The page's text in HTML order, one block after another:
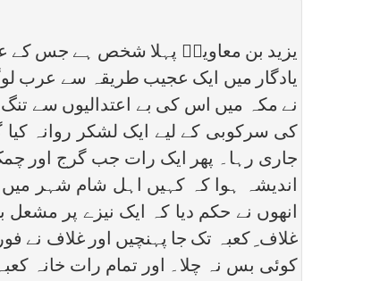
یزید بن معاویہؓ پہلا شخص ہے جس کے
یادگار میں ایک عجیب طریقہ سے عرب
نے مکہ میں اس کی بے اعتدالیوں سے
کی سرکوبی کے لیے ایک لشکر روانہ
جاری رہا۔ پھر ایک رات جب گرج اور چمک
اندیشہ ہوا کہ کہیں اہل شام شہر میں
انھوں نے حکم دیا کہ ایک نیزے پر
غلاف ِ کعبہ تک جا پہنچیں اور غلاف نے
کوئی بس نہ چلا۔ اور تمام رات خانہ